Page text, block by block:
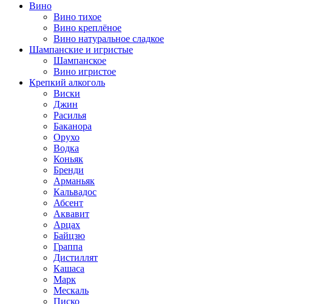
Вино
Вино тихое
Вино креплёное
Вино натуральное сладкое
Шампанские и игристые
Шампанское
Вино игристое
Крепкий алкоголь
Виски
Джин
Расилья
Баканора
Орухо
Водка
Коньяк
Бренди
Арманьяк
Кальвадос
Абсент
Аквавит
Арцах
Байцзю
Граппа
Дистиллят
Кашаса
Марк
Мескаль
Писко